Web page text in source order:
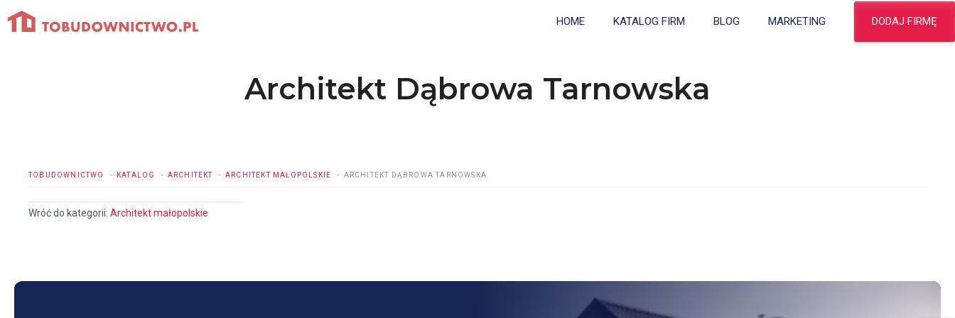
Przejdź
do
HOME KATALOG FIRM BLOG MARKETING DODAJ FIRMĘ
Architekt Dąbrowa Tarnowska
TOBUDOWNICTWO KATALOG ARCHITEKT ARCHITEKT MAŁOPOLSKIE ARCHITEKT DĄBROWA TARNOWSKA
Wróć do kategorii: Architekt małopolskie